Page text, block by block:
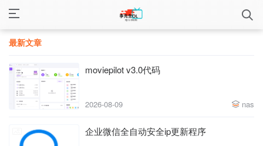
最新文章
moviepilot v3.0代码
2026-08-09 nas
企业微信全自动安全ip更新程序
ol的小窝